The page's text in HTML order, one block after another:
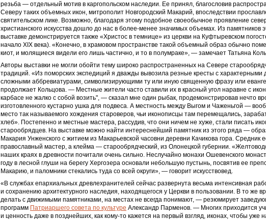
резьба — отдельный мотив в ­каргопольском наследии. Ее принял, благословив
Северу таких ­объемных икон, митрополит Новгородский Макарий, впоследствии
святительском лике. Возможно, благодаря этому подобное своеобычное проявление
христианского искусства дошло до нас в более-менее значимых объемах. Из памятников
выставке демонстрируется также «Христос в темнице» из церкви на Куфтыревском
начало XIX века). «Конечно, в храмовом пространстве такой объемный образ обычно
киот, и молящиеся видели его лишь частично, и то в полумраке», — замечает Татьяна
Авторы выставки не могли обойти тему широко распространенных на Севере
традиций. «Из поморских экспедиций я дважды вывозила резные кресты с характерными
сложными аббревиатурами, символизирующими ту или иную священную фразу или
продолжает Кольцова. — Местные жители часто ставили их в красный угол наравне с
карбасе не жалко с собой возить", — сказал мне один рыбак, продемонстрировав нечто
изготовленного кустарно ушка для подвеса. А местность между Выгом и Чаженьгой —
место так называемого хождения староверов, чьи иконописцы там перемещались,
хлеб». Постепенно и местные мастера, рассудив, что они ничем не хуже, стали писать
старообрядцев. На выставке можно найти интереснейший памятник из этого ряда —
Макария Унженского с житием из Макарьевской часовни деревни Качикова гора. Средник
православный мастер, а клейма — старообрядческий, из Олонецкой губернии.
наших краях в древности почитали очень сильно. Неслучайно монахи Ошевенского
году в лесной глуши на берегу Хергозера основали небольшую пустынь, посвятив ее
Макарию, и паломники стекались туда со всей округи», — говорит искусствовед.
«В службах епархиальных древлехранителей сейчас развернута весьма интенсивная
и сохранению архитектурного наследия, находящегося у Церкви в пользовании. В то же
делать с движимыми памятниками, на местах не всегда понимают, — резюмирует
программ Патриаршего совета по культуре Александр Парменов. — Многих приходится
и ценность даже в позднейших, как кому-то кажется на первый взгляд, иконах, чтобы уже